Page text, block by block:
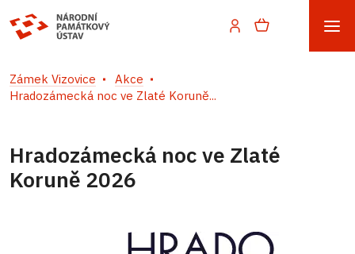
Zámek Vizovice
Akce
Hradozámecká noc ve Zlaté Koruně...
Hradozámecká noc ve Zlaté
Koruně 2026